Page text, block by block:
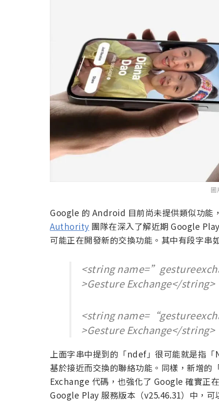
圖
Google 的 Android 目前尚未提供類似功能
Authority 團隊在深入了解近期 Google
可能正在開發新的交換功能。其中有段字串
<string
>Gesture Exchange</string>
<string
>Gesture Exchange</string>
上面字串中提到的「ndef」很可能就是指
基於接近而交換的聯絡功能。同樣，新增
Exchange 代碼，也強化了 Google 確實正
Google Play 服務版本（v25.46.31）中，